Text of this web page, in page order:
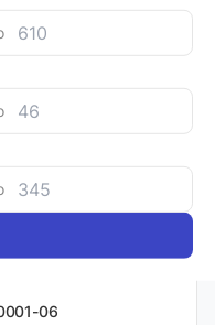
0000-06
04
-
06